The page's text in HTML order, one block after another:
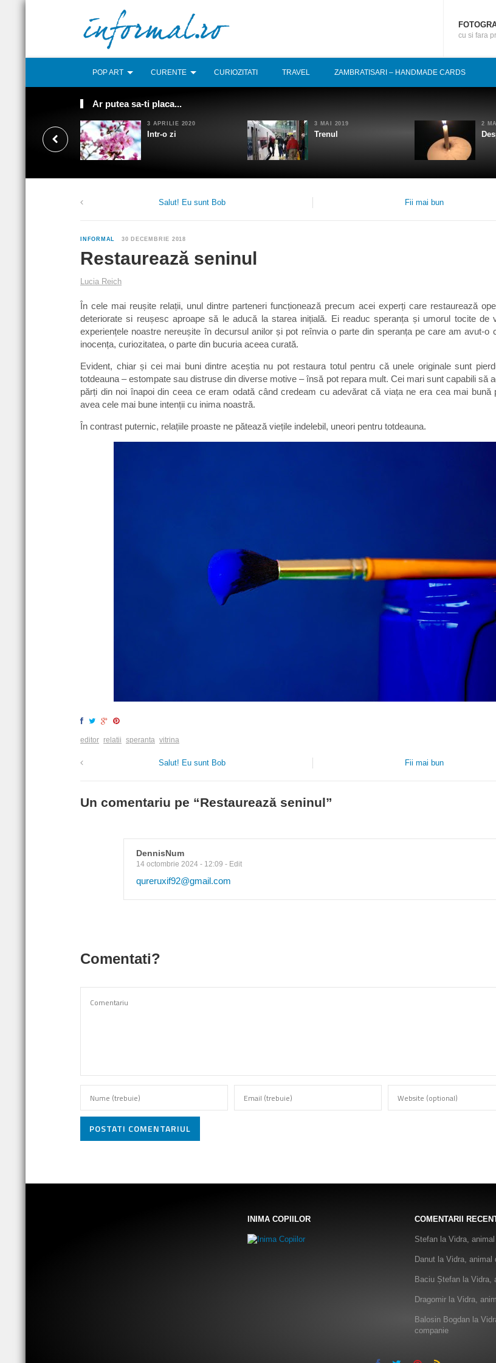
cu si fara
POP ART CURENTE CURIOZITATI TRAVEL ZAMBRATISARI – HANDMADE CARDS
Ar putea sa-ti placa...
3 APRILIE 2020
Intr-o zi
3 MAI 2019
Trenul
2
Salut! Eu sunt Bob Fii mai bun
INFORMAL 30 DECEMBRIE 2018
Restaurează seninul
Lucia Reich
În cele mai reușite relații, unul dintre parteneri funcționează precum acei experți care restaurează
deteriorate si reușesc aproape să le aducă la starea inițială. Ei readuc speranța și umorul tocite de
experiențele noastre nereușite în decursul anilor și pot reînvia o parte din speranța pe care am avut-o
inocența, curiozitatea, o parte din bucuria aceea curată.
Evident, chiar și cei mai buni dintre aceștia nu pot restaura totul pentru că unele originale sunt
totdeauna – estompate sau distruse din diverse motive – însă pot repara mult. Cei mari sunt capabili să
părți din noi înapoi din ceea ce eram odată când credeam cu adevărat că viața ne era cea mai bună
avea cele mai bune intenții cu inima noastră.
În contrast puternic, relațiile proaste ne pătează viețile indelebil, uneori pentru totdeauna.
editor relatii speranta vitrina
Salut! Eu sunt Bob Fii mai bun
Un comentariu pe “Restaurează seninul”
DennisNum
14 octombrie 2024 - 12:09 - Edit
qureruxif92@gmail.com
Comentati?
POSTATI COMENTARIUL
INIMA COPIILOR COMENTARII
Stefan la Vidra,
Danut la Vidra, animal
Baciu Ștefan la Vidra,
Dragomir la Vidra,
Balosin Bogdan la
companie